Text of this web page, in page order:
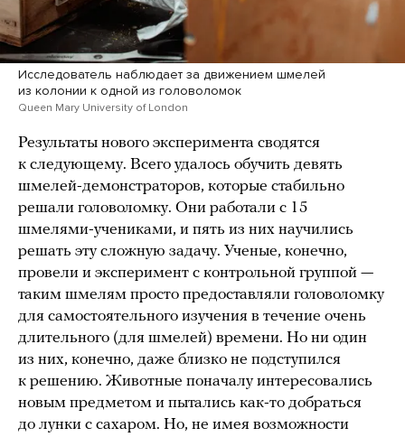
Исследователь наблюдает за движением шмелей
из колонии к одной из головоломок
Queen Mary University of London
Результаты нового эксперимента сводятся
к следующему. Всего удалось обучить девять
шмелей-демонстраторов, которые стабильно
решали головоломку. Они работали с 15
шмелями-учениками, и пять из них научились
решать эту сложную задачу. Ученые, конечно,
провели и эксперимент с контрольной группой —
таким шмелям просто предоставляли головоломку
для самостоятельного изучения в течение очень
длительного (для шмелей) времени. Но ни один
из них, конечно, даже близко не подступился
к решению. Животные поначалу интересовались
новым предметом и пытались как-то добраться
до лунки с сахаром. Но, не имея возможности